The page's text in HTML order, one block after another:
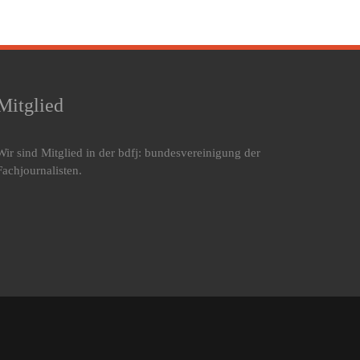
sind Mitglied in der bdfj: bundesvereinigung der